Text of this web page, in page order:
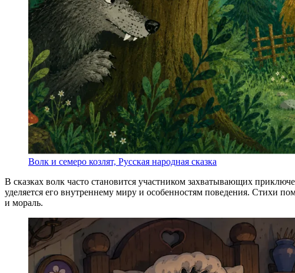
Волк и семеро козлят, Русская народная сказка
В сказках волк часто становится участником захватывающих
уделяется его внутреннему миру и особенностям поведения. Стихи
и мораль.